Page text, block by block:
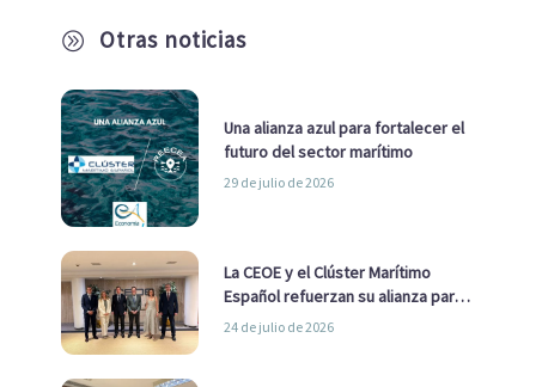
A Otras noticias
Una alianza azul para fortalecer el
futuro del sector marítimo
29 de julio de 2026
La CEOE y el Clúster Marítimo
Español refuerzan su alianza para
impulsar una estrategia Nacional
24 de julio de 2026